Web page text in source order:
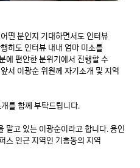
떤 분인지 기대하면서도 인터뷰
히도 인터뷰 내내 엄마 미소를
에 편안한 분위기에서 진행할 수
서 이광순 위원께 자기소개 및 지역
를 함께 부탁드립니다.
맡고 있는 이광순이라고 합니다. 용인
스 인근 지역인 기흥동의 지역